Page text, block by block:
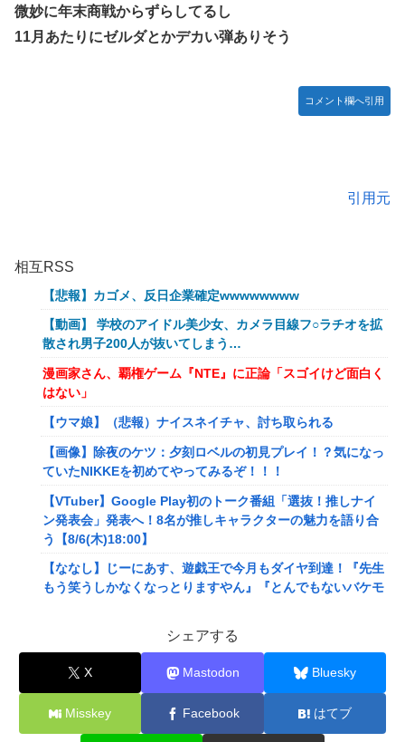
微妙に年末商戦からずらしてるし
11月あたりにゼルダとかデカい弾ありそう
コメント欄へ引用
引用元
相互RSS
【悲報】カゴメ、反日企業確定wwwwwwww
【動画】 学校のアイドル美少女、カメラ目線フ○ラチオを拡
散され男子200人が抜いてしまう…
漫画家さん、覇権ゲーム『NTE』に正論「スゴイけど面白く
はない」
【ウマ娘】（悲報）ナイスネイチャ、討ち取られる
【画像】除夜のケツ：夕刻ロベルの初見プレイ！？気になっ
ていたNIKKEを初めてやってみるぞ！！！
【VTuber】Google Play初のトーク番組「選抜！推しナイ
ン発表会」発表へ！8名が推しキャラクターの魅力を語り合
う【8/6(木)18:00】
【ななし】じーにあす、遊戯王で今月もダイヤ到達！『先生
もう笑うしかなくなっとりますやん』『とんでもないバケモ
メディア「Switch2版『モンハンワイルズ』はDLSS込みで
最大1440p動作」
グランって聞いたんだけど
【艦これ】今から提督に着任するなら皆吹雪初期艦なんだろ
シェアする
X Mastodon Bluesky
Misskey Facebook はてブ